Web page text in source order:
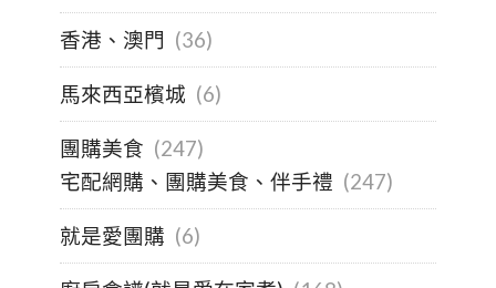
香港、澳門 (36)
馬來西亞檳城 (6)
團購美食 (247)
宅配網購、團購美食、伴手禮 (247)
就是愛團購 (6)